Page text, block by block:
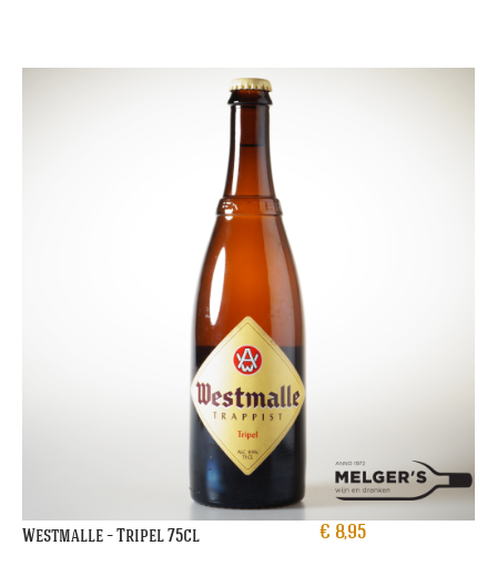
Westmalle – Tripel 75cl € 8,95